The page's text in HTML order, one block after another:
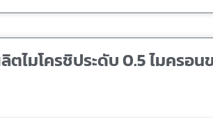
ไมโครชิประดับ 0.5 ไมครอน